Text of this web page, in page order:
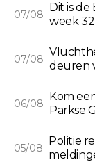
07/08
Dit is de
week
07/08 deuren
06/08
Kom
Parkse
05/08
Politie